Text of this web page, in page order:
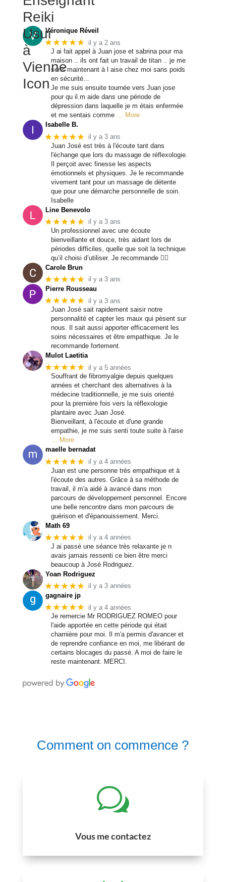
Véronique Réveil
★★★★★ il y a 2 ans
J ai fait appel à Juan jose et sabrina pour ma
maison .. ils ont fait un travail de titan .. je me
sens maintenant à l aise chez moi sans poids
en sécurité...
Je me suis ensuite tournée vers Juan jose
pour qu il.m aide dans une période de
dépression dans laquelle je m étais enfermée
et me sentais comme … More
Isabelle B.
★★★★★ il y a 3 ans
Juan José est très à l'écoute tant dans
l'échange que lors du massage de réflexologie.
Il perçoit avec finesse les aspects
émotionnels et physiques. Je le recommande
vivement tant pour un massage de détente
que pour une démarche personnelle de soin.
Isabelle
Line Benevolo
★★★★★ il y a 3 ans
Un professionnel avec une écoute
bienveillante et douce, très aidant lors de
périodes difficiles, quelle que soit la technique
qu’il choisi d’utiliser. Je recommande 👍🏼
Carole Brun
★★★★★ il y a 3 ans
Pierre Rousseau
★★★★★ il y a 3 ans
Juan José sait rapidement saisir notre
personnalité et capter les maux qui pèsent sur
nous. Il sait aussi apporter efficacement les
soins nécessaires et être empathique. Je le
recommande fortement.
Mulot Laetitia
★★★★★ il y a 5 années
Souffrant de fibromyalgie depuis quelques
années et cherchant des alternatives à la
médecine traditionnelle, je me suis orienté
pour la première fois vers la réflexologie
plantaire avec Juan José.
Bienveillant, à l'écoute et d'une grande
empathie, je me suis senti toute suite à l'aise
… More
maelle bernadat
★★★★★ il y a 4 années
Juan est une personne très empathique et à
l'écoute des autres. Grâce à sa méthode de
travail, il m'a aidé à avancé dans mon
parcours de développement personnel. Encore
une belle rencontre dans mon parcours de
guérison et d'épanouissement. Merci.
Math 69
★★★★★ il y a 4 années
J ai passé une séance très relaxante je n
avais jamais ressenti ce bien être merci
beaucoup à José Rodriguez.
Yoan Rodriguez
★★★★★ il y a 3 années
gagnaire jp
★★★★★ il y a 4 années
Je remercie Mr RODRIGUEZ ROMEO pour
l'aide apportée en cette période qui était
charnière pour moi. Il m'a permis d'avancer et
de reprendre confiance en moi, me libérant de
certains blocages du passé. A moi de faire le
reste maintenant. MERCI.
Comment on commence ?
w
Vous me contactez